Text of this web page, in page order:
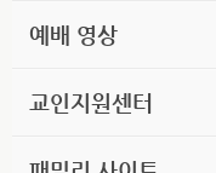
예배 영상
교인지원센터